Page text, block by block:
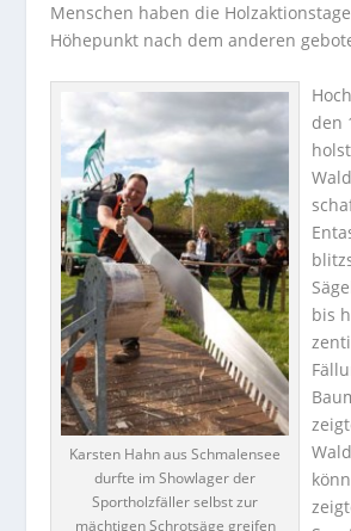
Menschen haben die
Höhepunkt nach dem anderen
Karsten Hahn aus Schmalensee
durfte im Showlager der
Sportholzfäller selbst zur
mächtigen Schrotsäge greifen
den
bis